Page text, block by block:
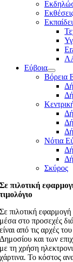
Εύβοια
Βόρεια
Νότια
Σκύρος
Σε πιλοτική
τιμολόγιο
Σε πιλοτική
μέσα στο προσεχές
είναι από τις αρχές
Δημοσίου και των
με τη χρήση
χάρτινα. Το κόστος